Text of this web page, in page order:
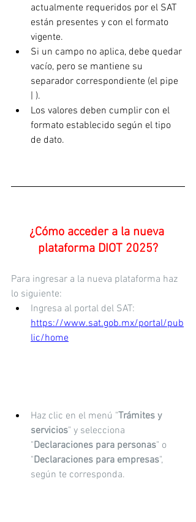
actualmente requeridos por el SAT
están presentes y con el formato
vigente.
Si un campo no aplica, debe quedar
vacío, pero se mantiene su
separador correspondiente (el pipe
| ).
Los valores deben cumplir con el
formato establecido según el tipo
de dato.
¿Cómo acceder a la nueva
plataforma DIOT 2025?
Para ingresar a la nueva plataforma haz
lo siguiente:
Ingresa al portal del SAT:
https://www.sat.gob.mx/portal/pub
lic/home
Haz clic en el menú "Trámites y
servicios" y selecciona
"Declaraciones para personas" o
"Declaraciones para empresas",
según te corresponda.